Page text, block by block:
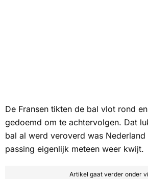
De Fransen tikten de bal vlot rond
gedoemd om te achtervolgen. Dat
bal al werd veroverd was
passing eigenlijk meteen weer kwijt.
Artikel gaat verder onder